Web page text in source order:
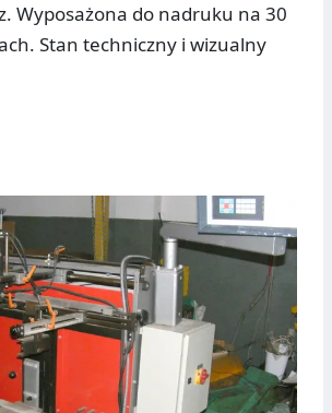
Wyposażona do nadruku na 30
Stan techniczny i wizualny